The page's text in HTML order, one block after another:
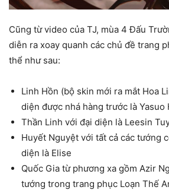
Cũng từ video của TJ, mùa 4 Đấu
diễn ra xoay quanh các chủ đề trang
thể như sau:
Linh Hồn (bộ skin mới ra mắt Hoa
diện được nhá hàng trước là Yasuo
Thần Linh với đại diện là Leesin
Huyết Nguyệt với tất cả các tướng
diện là Elise
Quốc Gia từ phương xa gồm Azir
tướng trong trang phục Loạn Thế